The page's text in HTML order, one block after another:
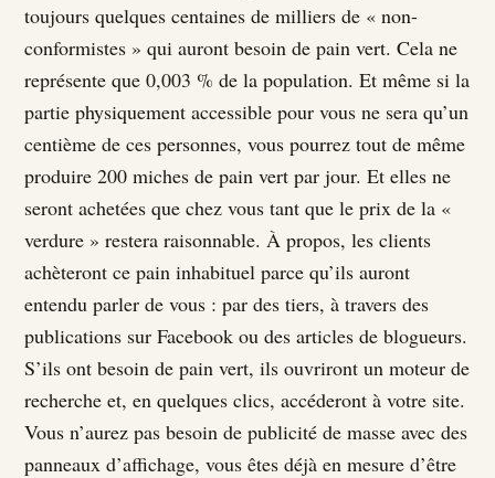
toujours quelques centaines de milliers de « non-
conformistes » qui auront besoin de pain vert. Cela ne
représente que 0,003 % de la population. Et même si la
partie physiquement accessible pour vous ne sera qu’un
centième de ces personnes, vous pourrez tout de même
produire 200 miches de pain vert par jour. Et elles ne
seront achetées que chez vous tant que le prix de la «
verdure » restera raisonnable. À propos, les clients
achèteront ce pain inhabituel parce qu’ils auront
entendu parler de vous : par des tiers, à travers des
publications sur Facebook ou des articles de blogueurs.
S’ils ont besoin de pain vert, ils ouvriront un moteur de
recherche et, en quelques clics, accéderont à votre site.
Vous n’aurez pas besoin de publicité de masse avec des
panneaux d’affichage, vous êtes déjà en mesure d’être